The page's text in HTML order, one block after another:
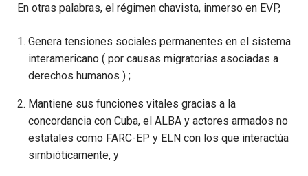
En otras palabras, el régimen chavista, inmerso en EVP,
Genera tensiones sociales permanentes en el sistema
interamericano ( por causas migratorias asociadas a
derechos humanos ) ;
Mantiene sus funciones vitales gracias a la
concordancia con Cuba, el ALBA y actores armados no
estatales como FARC-EP y ELN con los que interactúa
simbióticamente, y